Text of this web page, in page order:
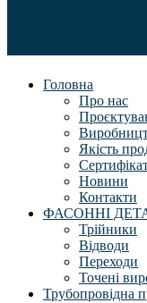
Головна
Про нас
Якість
Новини
Контакти
ФАСОННІ
Трійники
Відводи
Переходи
Точені
Трубопровідна